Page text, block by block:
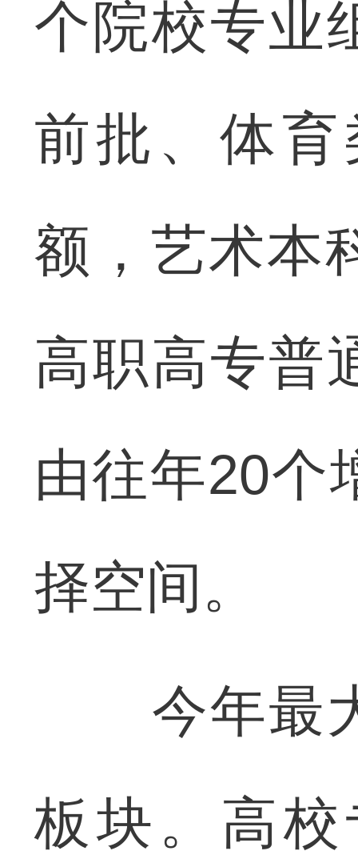
个院校专业
前批、体
额，艺术本
高职高专普
由往年20个
择空间。
今年最大
板块。高